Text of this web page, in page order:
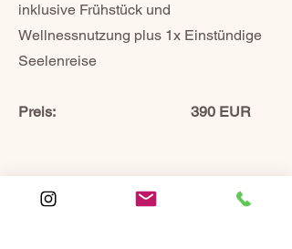
inklusive Frühstück und
Wellnessnutzung plus 1x Einstündige
Seelenreise
Preis: 390 EUR